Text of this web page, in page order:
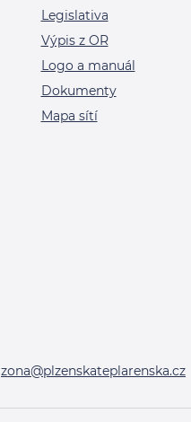
Legislativa
Výpis z OR
Logo a manuál
Dokumenty
Mapa sítí
zona@plzenskateplarenska.cz